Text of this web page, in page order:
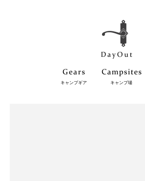
キャンプギア キャンプ場